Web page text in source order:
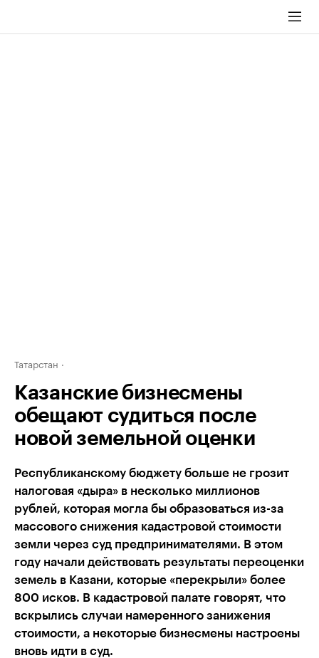
Татарстан
Казанские бизнесмены
обещают судиться после
новой земельной оценки
Республиканскому бюджету больше не грозит
налоговая «дыра» в несколько миллионов
рублей, которая могла бы образоваться из-за
массового снижения кадастровой стоимости
земли через суд предпринимателями. В этом
году начали действовать результаты переоценки
земель в Казани, которые «перекрыли» более
800 исков. В кадастровой палате говорят, что
вскрылись случаи намеренного занижения
стоимости, а некоторые бизнесмены настроены
вновь идти в суд.